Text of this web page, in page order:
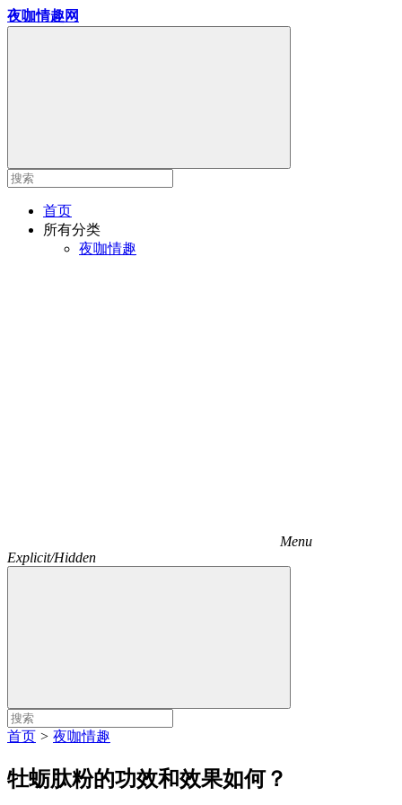
夜咖情趣网
首页
所有分类
夜咖情趣
Menu
Explicit/Hidden
首页 > 夜咖情趣
牡蛎肽粉的功效和效果如何？